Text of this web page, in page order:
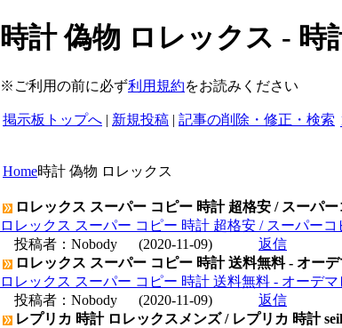
時計 偽物 ロレックス - 時
※ご利用の前に必ず利用規約をお読みください
掲示板トップへ | 新規投稿 | 記事の削除・修正・検索
Home時計 偽物 ロレックス
ロレックス スーパー コピー 時計 超格安 / スーパ
ロレックス スーパー コピー 時計 超格安 / スーパー
投稿者： Nobody (2020-11-09)
返信
ロレックス スーパー コピー 時計 送料無料 - オー
ロレックス スーパー コピー 時計 送料無料 - オーデ
投稿者： Nobody (2020-11-09)
返信
レプリカ 時計 ロレックスメンズ / レプリカ 時計